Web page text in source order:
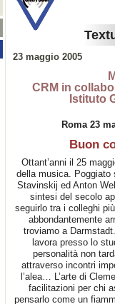
23 maggio 2005
CRM in
Istituto
Roma 23
Buon
Ottant’anni il 25
della musica. Poggiato
Stavinskij ed Anton
sintesi del secolo
seguirlo tra i colleghi
abbondantemente
troviamo a
lavora presso lo
personalità non
attraverso incontri
l’alea… L’arte di
facilitazioni per chi
pensarlo come un